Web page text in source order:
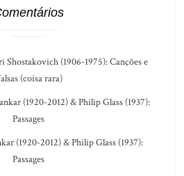
Shostakovich (1906-1975): Canções e
(coisa rara)
(1920-2012) & Philip Glass (1937):
Passages
(1920-2012) & Philip Glass (1937):
Passages